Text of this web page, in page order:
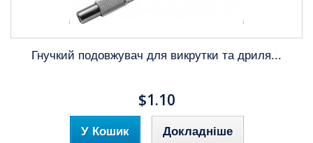
Гнучкий подовжувач для викрутки та дриля...
$1.10
У Кошик Докладніше